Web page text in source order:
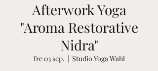
Afterwork Yoga
"Aroma Restorative
Nidra"
fre 03 sep.
  |
Studio Yoga Wahl